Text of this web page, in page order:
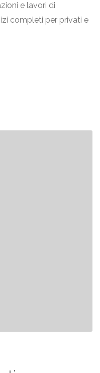
e lavori di
completi per privati e